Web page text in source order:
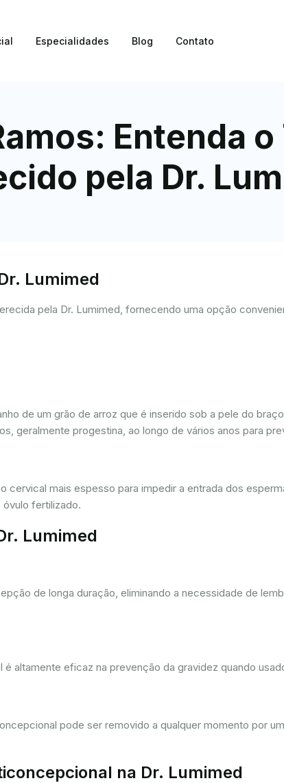
Especialidades Blog Contato
Entenda
pela Dr.
Lumimed
pela Dr. Lumimed, fornecendo uma opção
de um grão de arroz que é inserido sob a pele do
geralmente progestina, ao longo de vários anos para
cervical mais espesso para impedir a entrada dos
fertilizado.
Lumimed
de longa duração, eliminando a necessidade de
altamente eficaz na prevenção da gravidez quando
pode ser removido a qualquer momento por
na Dr. Lumimed